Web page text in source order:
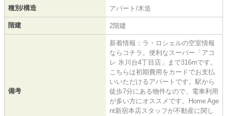
種別/構造 アパート/木造
階建 2階建
備考
新着情報：ラ・ロシェルの空室情報
ならコチラ。便利なスーパー「アコ
レ 氷川台4丁目店」まで316mです。
こちらは初期費用をカードでお支払
いいただけるアパートです。駅から
徒歩7分にある物件なので、電車利用
が多い方にオススメです。Home Age
nt新宿本店スタッフが不動産に関し